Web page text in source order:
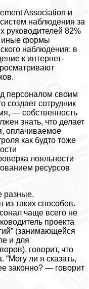
Association и
наблюдения за
руководителей 82%
иные формы
наблюдения: в
к интернет-
персоналом своим
создает сотрудник
— собственность
знать, что делает
оплачиваемое
как будто тоже
лояльности
ресурсов
разные.
таких способов.
чаще всего не
проекта
(занимающейся
и для
говорит, что
“Могу ли я сказать,
законно? — говорит